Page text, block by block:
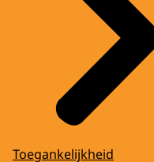
Toegankelijkheid